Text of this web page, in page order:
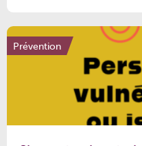
Prévention